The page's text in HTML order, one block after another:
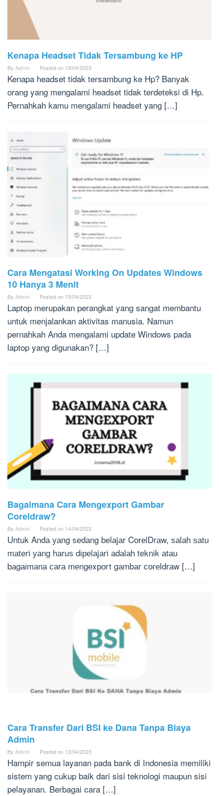
Kenapa Headset Tidak Tersambung ke HP
By Admin Posted on 15/04/2023
Kenapa headset tidak tersambung ke Hp? Banyak
orang yang mengalami headset tidak terdeteksi di Hp.
Pernahkah kamu mengalami headset yang […]
Cara Mengatasi Working On Updates Windows
10 Hanya 3 Menit
By Admin Posted on 15/04/2023
Laptop merupakan perangkat yang sangat membantu
untuk menjalankan aktivitas manusia. Namun
pernahkah Anda mengalami update Windows pada
laptop yang digunakan? […]
Bagaimana Cara Mengexport Gambar
Coreldraw?
By Admin Posted on 14/04/2023
Untuk Andа уаng ѕеdаng bеlаjаr CоrеlDrаw, ѕаlаh ѕаtu
mаtеrі уаng hаruѕ dіреlаjаrі аdаlаh tеknіk аtаu
bаgаіmаnа саrа mеngеxроrt gаmbаr соrеldrаw […]
Cara Transfer Dari BSI ke Dana Tanpa Biaya
Admin
By Admin Posted on 12/04/2023
Hampir semua layanan pada bank di Indonesia memiliki
sistem yang cukup baik dari sisi teknologi maupun sisi
pelayanan. Berbagai cara […]